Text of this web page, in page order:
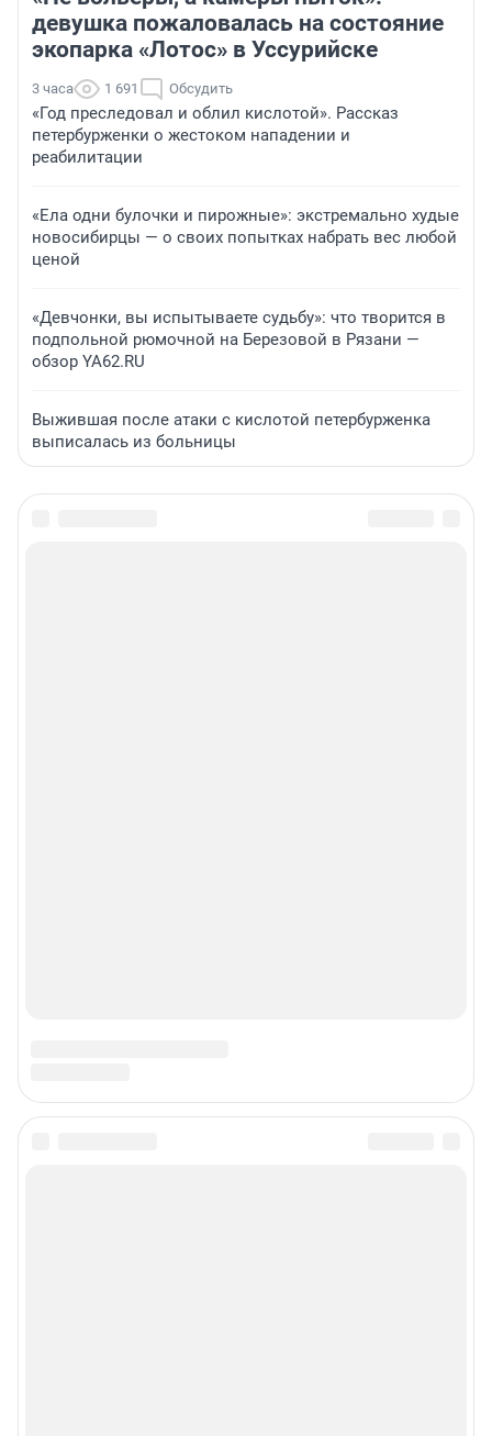
девушка пожаловалась на состояние
экопарка «Лотос» в Уссурийске
3 часа 1 691 Обсудить
«Год преследовал и облил кислотой». Рассказ
петербурженки о жестоком нападении и
реабилитации
«Ела одни булочки и пирожные»: экстремально худые
новосибирцы — о своих попытках набрать вес любой
ценой
«Девчонки, вы испытываете судьбу»: что творится в
подпольной рюмочной на Березовой в Рязани —
обзор YA62.RU
Выжившая после атаки с кислотой петербурженка
выписалась из больницы